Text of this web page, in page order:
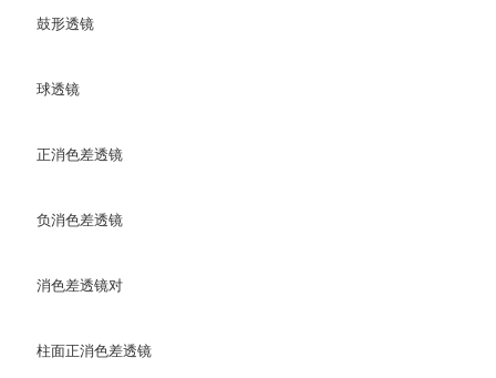
鼓形透镜
球透镜
正消色差透镜
负消色差透镜
消色差透镜对
柱面正消色差透镜